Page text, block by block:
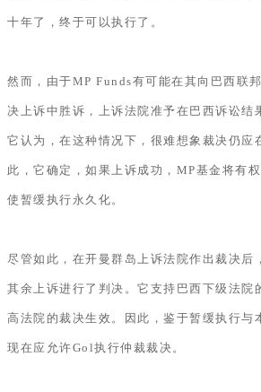
十年了，终于可以执行了。
然而，由于MP Funds有可能在其向巴西联
决上诉中胜诉，上诉法院准予在巴西诉讼结
它认为，在这种情况下，很难想象裁决仍应
此，它确定，如果上诉成功，MP基金将有
使暂缓执行永久化。
尽管如此，在开曼群岛上诉法院作出裁决后
其余上诉进行了判决。它支持巴西下级法院
高法院的裁决生效。因此，鉴于暂缓执行与
现在应允许Gol执行仲裁裁决。